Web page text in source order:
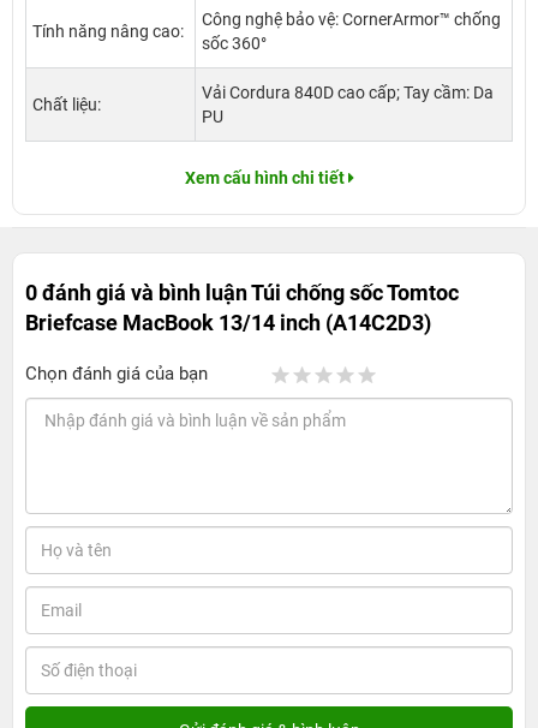
Tính năng nâng cao:
Công nghệ bảo vệ: CornerArmor™ chống
sốc 360°
Chất liệu:
Vải Cordura 840D cao cấp; Tay cầm: Da
PU
Xem cấu hình chi tiết
0 đánh giá và bình luậnTúi chống sốc Tomtoc
Briefcase MacBook 13/14 inch (A14C2D3)
Chọn đánh giá của bạn